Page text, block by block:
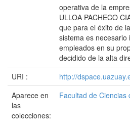
operativa de la
ULLOA PACHECO
que para el éxito de
sistema es
empleados en su
decidido de la alta
URI :
http://
Aparece en
las
colecciones:
Facultad de Ciencias